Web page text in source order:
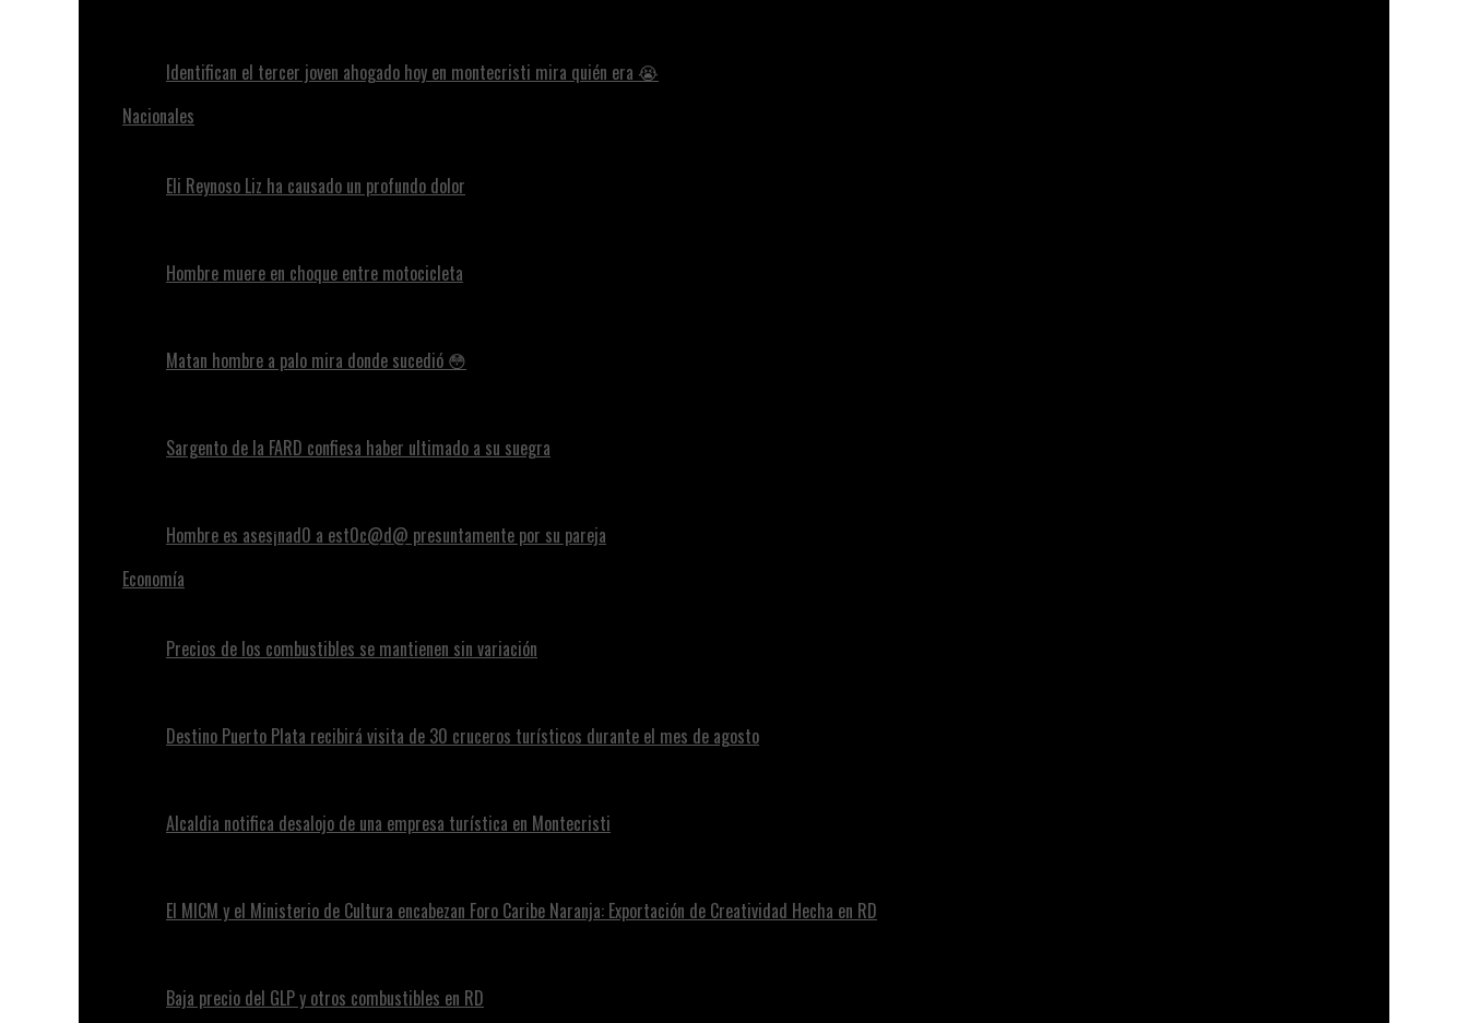
Identifican el tercer joven ahogado hoy en montecristi mira quién era 😭
Nacionales
Eli Reynoso Liz ha causado un profundo dolor
Hombre muere en choque entre motocicleta
Matan hombre a palo mira donde sucedió 😳
Sargento de la FARD confiesa haber ultimado a su suegra
Hombre es ases¡nad0 a est0c@d@ presuntamente por su pareja
Economía
Precios de los combustibles se mantienen sin variación
Destino Puerto Plata recibirá visita de 30 cruceros turísticos durante el mes de agosto
Alcaldia notifica desalojo de una empresa turística en Montecristi
El MICM y el Ministerio de Cultura encabezan Foro Caribe Naranja: Exportación de Creatividad Hecha en RD
Baja precio del GLP y otros combustibles en RD